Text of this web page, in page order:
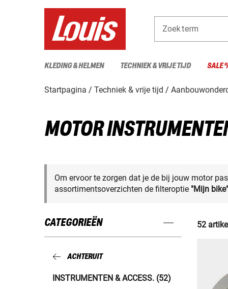
Zoekterm
KLEDING & HELMEN TECHNIEK & VRIJE TIJD SALE
Startpagina Techniek & vrije tijd
MOTOR
Om ervoor te zorgen dat je de bij jouw motor
assortimentsoverzichten de filteroptie "Mijn bike"
CATEGORIEËN
ACHTERUIT
INSTRUMENTEN & ACCESS. (52)
52